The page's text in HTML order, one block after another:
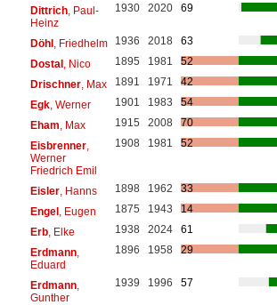
Dittrich, Paul-
Heinz
1930 2020 69
Döhl, Friedhelm 1936 2018
63
Dostal, Nico 1895 1981
52
Drischner, Max 1891 1971
42
Egk, Werner 1901 1983
54
Eham , Max 1915 2008
70
Eisbrenner,
Werner
Friedrich Emil
1908 1981 52
Eisler, Hanns 1898 1962
33
Engel, Eugen 1875 1943
14
Erb, Elke 1938 2024
61
Erdmann,
Eduard
1896 1958 29
Erdmann,
Gunther
1939 1996 57